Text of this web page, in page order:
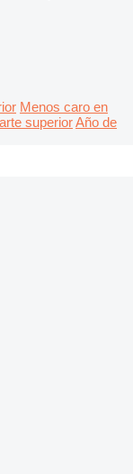
Menos caro en
superiorAño de